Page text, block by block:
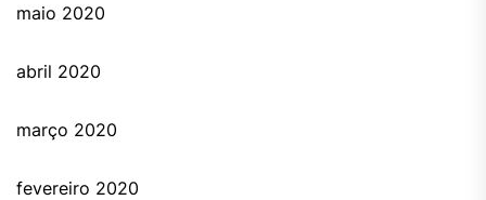
maio 2020
abril 2020
março 2020
fevereiro 2020